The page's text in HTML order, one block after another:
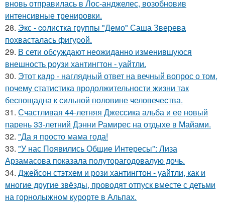
вновь отправилась в Лос-анджелес, возобновив
интенсивные тренировки.
28. Экс - coлистка группы "Демо" Саша Зверева
пoхвасталась фигуpoй.
29. В сети обсуждают неожиданно изменившуюся
внешность роузи хантингтон - уайтли.
30. Этот кадр - наглядный ответ на вечный вопрос о том,
почему статистика продолжительности жизни так
беспощадна к сильной половине человечества.
31. Счастливая 44-летняя Джессика альба и ее новый
парень 33-летний Дэнни Рамирес на отдыхе в Майами.
32. "Да я просто мама года!
33. "У нас Появились Общие Интересы": Лиза
Арзамасова показала полуторагодовалую дочь.
34. Джейсон стэтхем и рози хантингтон - уайтли, как и
многие другие звёзды, проводят отпуск вместе с детьми
на горнолыжном курорте в Альпах.